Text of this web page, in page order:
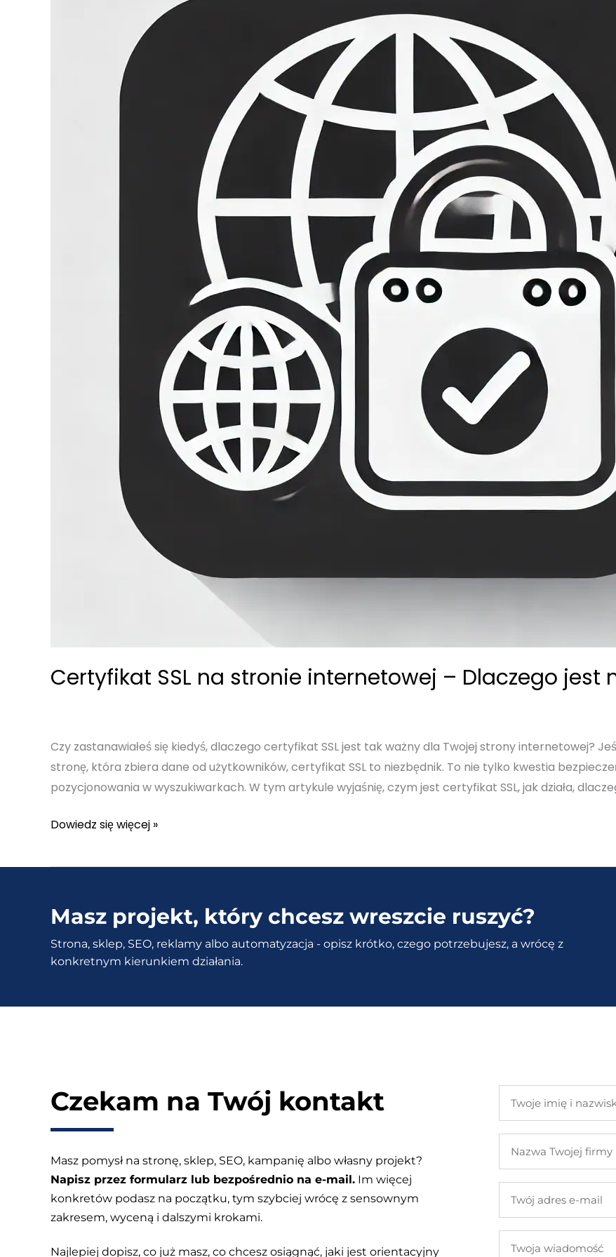
Certyfikat SSL na stronie internetowej – Dlaczego jest
Czy zastanawiałeś się kiedyś, dlaczego certyfikat SSL jest tak ważny dla Twojej strony internetowej?
stronę, która zbiera dane od użytkowników, certyfikat SSL to niezbędnik. To nie tylko kwestia
pozycjonowania w wyszukiwarkach. W tym artykule wyjaśnię, czym jest certyfikat SSL, jak działa,
Certyfikat
na
internetowej
–
Dlaczego
jest
Dowiedz się więcej »
Masz projekt, który chcesz wreszcie ruszyć?
Strona, sklep, SEO, reklamy albo automatyzacja - opisz krótko, czego potrzebujesz, a wrócę z
konkretnym kierunkiem działania.
Czekam na Twój kontakt
Masz pomysł na stronę, sklep, SEO, kampanię albo własny projekt?
Napisz przez formularz lub bezpośrednio na e-mail. Im więcej
konkretów podasz na początku, tym szybciej wrócę z sensownym
zakresem, wyceną i dalszymi krokami.
Najlepiej dopisz, co już masz, co chcesz osiągnąć, jaki jest orientacyjny
imię
nazwisko
Twojej
adres
mail